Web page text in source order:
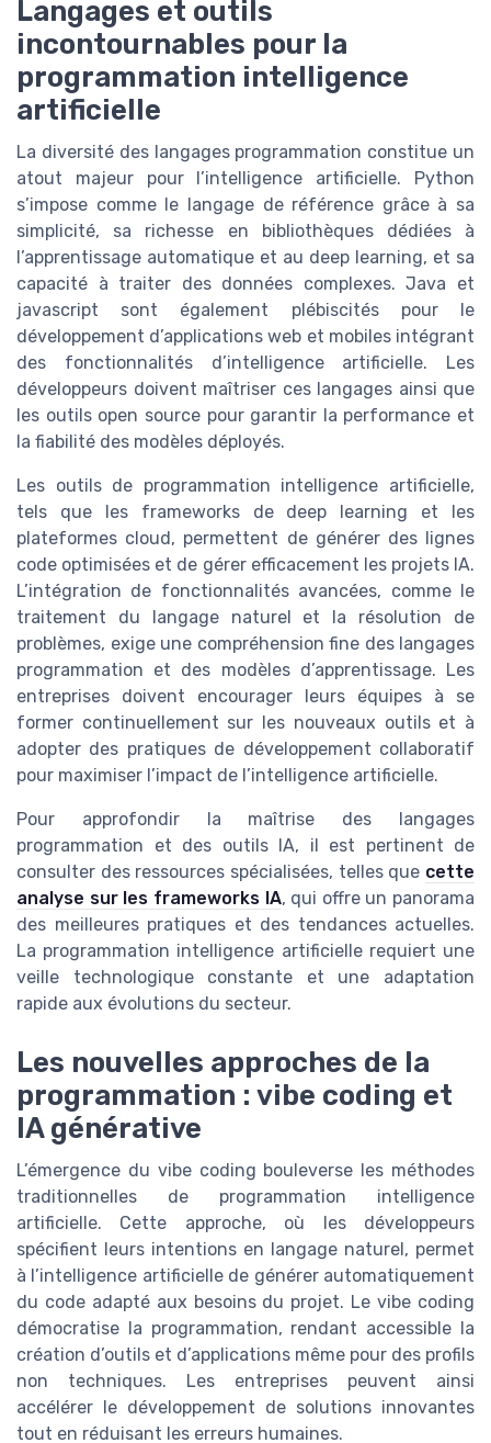
Langages et outils
incontournables pour la
programmation intelligence
artificielle
La diversité des langages programmation constitue un
atout majeur pour l’intelligence artificielle. Python
s’impose comme le langage de référence grâce à sa
simplicité, sa richesse en bibliothèques dédiées à
l’apprentissage automatique et au deep learning, et sa
capacité à traiter des données complexes. Java et
javascript sont également plébiscités pour le
développement d’applications web et mobiles intégrant
des fonctionnalités d’intelligence artificielle. Les
développeurs doivent maîtriser ces langages ainsi que
les outils open source pour garantir la performance et
la fiabilité des modèles déployés.
Les outils de programmation intelligence artificielle,
tels que les frameworks de deep learning et les
plateformes cloud, permettent de générer des lignes
code optimisées et de gérer efficacement les projets IA.
L’intégration de fonctionnalités avancées, comme le
traitement du langage naturel et la résolution de
problèmes, exige une compréhension fine des langages
programmation et des modèles d’apprentissage. Les
entreprises doivent encourager leurs équipes à se
former continuellement sur les nouveaux outils et à
adopter des pratiques de développement collaboratif
pour maximiser l’impact de l’intelligence artificielle.
Pour approfondir la maîtrise des langages
programmation et des outils IA, il est pertinent de
consulter des ressources spécialisées, telles que cette
analyse sur les frameworks IA, qui offre un panorama
des meilleures pratiques et des tendances actuelles.
La programmation intelligence artificielle requiert une
veille technologique constante et une adaptation
rapide aux évolutions du secteur.
Les nouvelles approches de la
programmation : vibe coding et
IA générative
L’émergence du vibe coding bouleverse les méthodes
traditionnelles de programmation intelligence
artificielle. Cette approche, où les développeurs
spécifient leurs intentions en langage naturel, permet
à l’intelligence artificielle de générer automatiquement
du code adapté aux besoins du projet. Le vibe coding
démocratise la programmation, rendant accessible la
création d’outils et d’applications même pour des profils
non techniques. Les entreprises peuvent ainsi
accélérer le développement de solutions innovantes
tout en réduisant les erreurs humaines.